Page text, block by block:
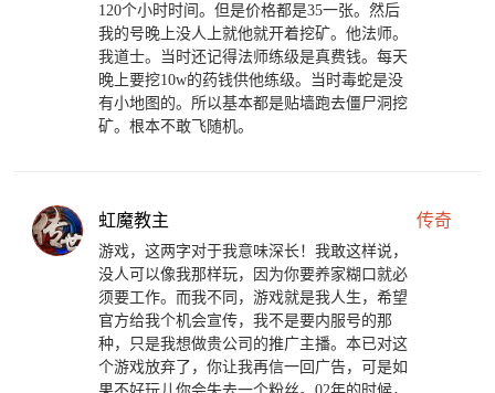
120个小时时间。但是价格都是35一张。然后
我的号晚上没人上就他就开着挖矿。他法师。
我道士。当时还记得法师练级是真费钱。每天
晚上要挖10w的药钱供他练级。当时毒蛇是没
有小地图的。所以基本都是贴墙跑去僵尸洞挖
矿。根本不敢飞随机。
虹魔教主 传奇
游戏，这两字对于我意味深长！我敢这样说，
没人可以像我那样玩，因为你要养家糊口就必
须要工作。而我不同，游戏就是我人生，希望
官方给我个机会宣传，我不是要内服号的那
种，只是我想做贵公司的推广主播。本已对这
个游戏放弃了，你让我再信一回广告，可是如